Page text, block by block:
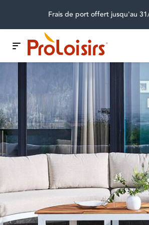
Frais de port offert jusqu'au